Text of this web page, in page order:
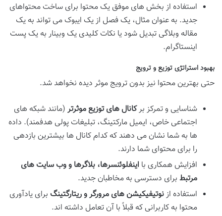
استفاده از بخش های موفق یک محتوا برای ساخت محتواهای
جدید. به عنوان مثال، یک فصل از یک ایبوک می تواند به یک
مقاله وبلاگی تبدیل شود یا نکات کلیدی یک وبینار به یک پست
اینستاگرام.
بهبود استراتژی توزیع و ترویج
حتی بهترین محتوا نیز بدون ترویج موثر دیده نخواهد شد.
شناسایی و تمرکز برکانال های توزیع موثرتر (مانند شبکه های
اجتماعی خاص، ایمیل مارکتینگ، تبلیغات پولی هدفمند). داده
ها به شما نشان می دهند که کدام کانال ها بیشترین بازدهی
را برای محتوای شما دارند.
افزایش همکاری با اینفلوئنسرها، بلاگرها و وب سایت های
مرتبط برای دسترسی به مخاطبان جدید.
استفاده ازنوتیفیکیشن های مرورگر و ریتارگتینگ برای یادآوری
محتوا به کاربرانی که قبلاً با آن تعامل داشته اند.